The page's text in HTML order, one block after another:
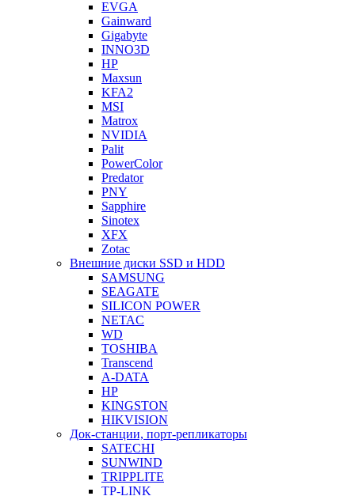
EVGA
Gainward
Gigabyte
INNO3D
HP
Maxsun
KFA2
MSI
Matrox
NVIDIA
Palit
PowerColor
Predator
PNY
Sapphire
Sinotex
XFX
Zotac
Внешние диски SSD и HDD
SAMSUNG
SEAGATE
SILICON POWER
NETAC
WD
TOSHIBA
Transcend
A-DATA
HP
KINGSTON
HIKVISION
Док-станции, порт-репликаторы
SATECHI
SUNWIND
TRIPPLITE
TP-LINK